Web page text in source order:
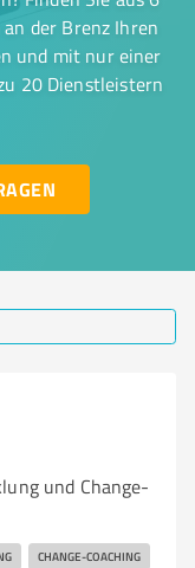
der Brenz Ihren
und mit nur einer
20 Dienstleistern
und Change-
CHANGE-COACHING